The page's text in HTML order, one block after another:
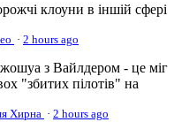
клоуни в іншій сфері
· 2 hours ago
з Вайлдером - це міг
"збитих пілотів" на
Хирна · 2 hours ago